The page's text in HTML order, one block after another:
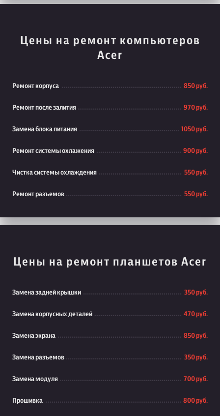
Цены на ремонт компьютеров
Acer
Ремонт корпуса 850 руб.
Ремонт после залития 970 руб.
Замена блока питания 1050 руб.
Ремонт системы охлажения 900 руб.
Чистка системы охлаждения 550 руб.
Ремонт разъемов 550 руб.
Цены на ремонт планшетов Acer
Замена задней крышки 350 руб.
Замена корпусных деталей 470 руб.
Замена экрана 850 руб.
Замена разъемов 350 руб.
Замена модуля 700 руб.
Прошивка 800 руб.